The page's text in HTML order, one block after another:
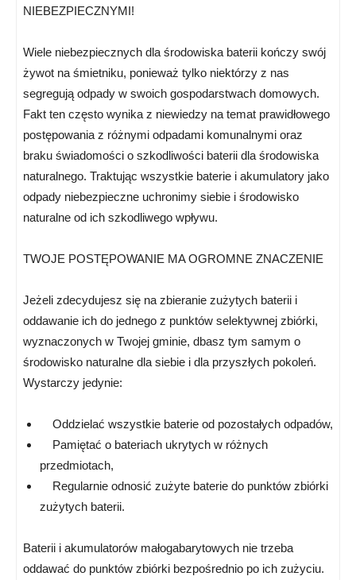
NIEBEZPIECZNYMI!
Wiele niebezpiecznych dla środowiska baterii kończy swój
żywot na śmietniku, ponieważ tylko niektórzy z nas
segregują odpady w swoich gospodarstwach domowych.
Fakt ten często wynika z niewiedzy na temat prawidłowego
postępowania z różnymi odpadami komunalnymi oraz
braku świadomości o szkodliwości baterii dla środowiska
naturalnego. Traktując wszystkie baterie i akumulatory jako
odpady niebezpieczne uchronimy siebie i środowisko
naturalne od ich szkodliwego wpływu.
TWOJE POSTĘPOWANIE MA OGROMNE ZNACZENIE
Jeżeli zdecydujesz się na zbieranie zużytych baterii i
oddawanie ich do jednego z punktów selektywnej zbiórki,
wyznaczonych w Twojej gminie, dbasz tym samym o
środowisko naturalne dla siebie i dla przyszłych pokoleń.
Wystarczy jedynie:
Oddzielać wszystkie baterie od pozostałych odpadów,
Pamiętać o bateriach ukrytych w różnych
przedmiotach,
Regularnie odnosić zużyte baterie do punktów zbiórki
zużytych baterii.
Baterii i akumulatorów małogabarytowych nie trzeba
oddawać do punktów zbiórki bezpośrednio po ich zużyciu.